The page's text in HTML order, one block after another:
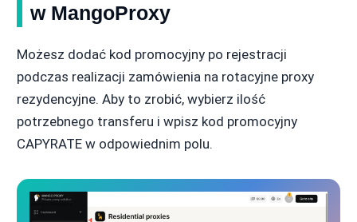
w MangoProxy
Możesz dodać kod promocyjny po rejestracji
podczas realizacji zamówienia na rotacyjne proxy
rezydencyjne. Aby to zrobić, wybierz ilość
potrzebnego transferu i wpisz kod promocyjny
CAPYRATE w odpowiednim polu.